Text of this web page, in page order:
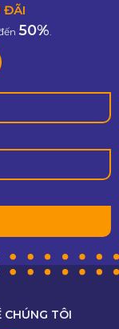
ĐÃI
50%
CHÚNG TÔI